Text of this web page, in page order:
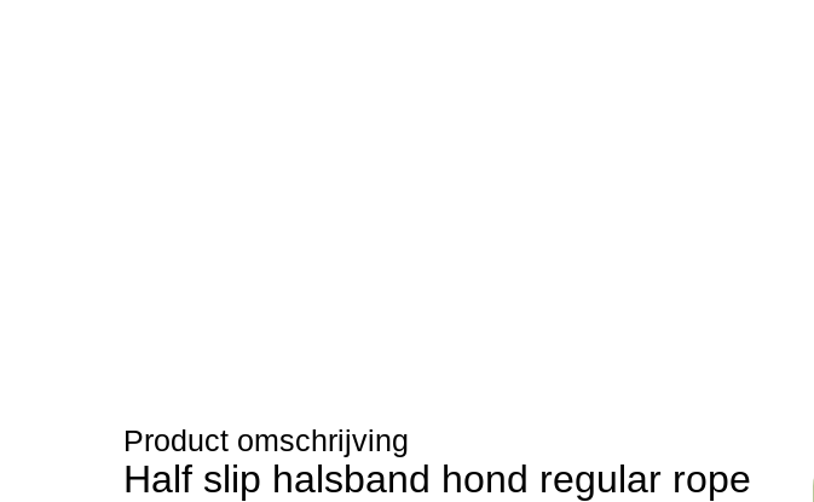
Product omschrijving
Half slip halsband hond regular rope